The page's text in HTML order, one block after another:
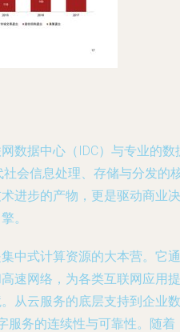
数据中心（IDC）与专业的数
会信息处理、存储与分发的
进步的产物，更是驱动商业决
。
中式计算资源的大本营。它通
速网络，为各类互联网应用提
从云服务的底层支持到企业数
服务的连续性与可靠性。随着